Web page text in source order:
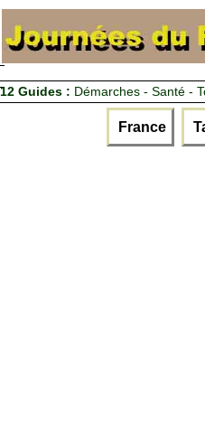
12 Guides : Démarches - Santé -
France